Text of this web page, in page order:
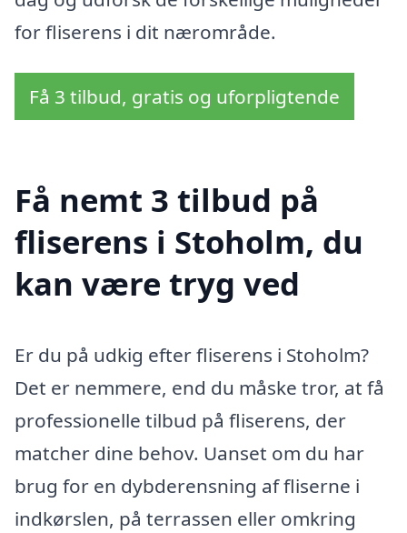
for fliserens i dit nærområde.
Få 3 tilbud, gratis og uforpligtende
Få nemt 3 tilbud på
fliserens i Stoholm, du
kan være tryg ved
Er du på udkig efter fliserens i Stoholm?
Det er nemmere, end du måske tror, at få
professionelle tilbud på fliserens, der
matcher dine behov. Uanset om du har
brug for en dybderensning af fliserne i
indkørslen, på terrassen eller omkring